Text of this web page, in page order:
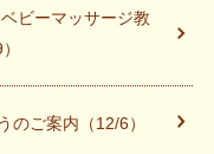
ビーマッサージ教
のご案内（12/6）